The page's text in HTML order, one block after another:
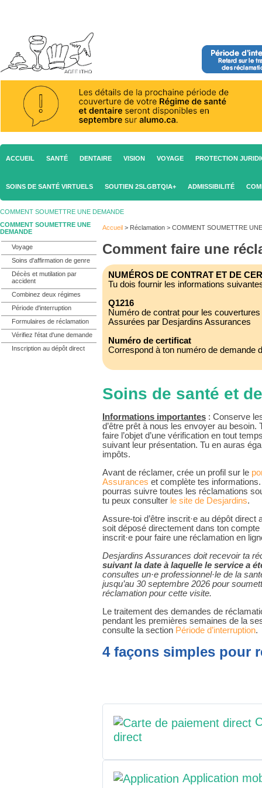
ACCUEIL SANTÉ DENTAIRE VISION VOYAGE PROTECTION
SOINS DE SANTÉ VIRTUELS SOUTIEN 2SLGBTQIA+ ADMISSIBILITÉ
COMMENT SOUMETTRE UNE DEMANDE
COMMENT SOUMETTRE UNE
DEMANDE
Voyage
Soins d'affirmation de genre
Décès et mutilation par
accident
Combinez deux régimes
Période d'interruption
Formulaires de réclamation
Vérifiez l'état d'une demande
Inscription au dépôt direct
Accueil > Réclamation > COMMENT SOUMETTRE
Comment faire une
NUMÉROS DE CONTRAT ET DE
Tu dois fournir les informations
Q1216
Numéro de contrat pour les
Assurées par Desjardins Assurances
Numéro de certificat
Correspond à ton numéro de demande
Soins de santé et
Informations importantes : Conserve
d’être prêt à nous les envoyer au besoin.
faire l’objet d’une vérification en tout
suivant leur présentation. Tu en auras
impôts.
Avant de réclamer, crée un profil sur le
Assurances et complète tes
pourras suivre toutes les réclamations
tu peux consulter le site de Desjardins.
Assure-toi d’être inscrit·e au dépôt direct
soit déposé directement dans ton
inscrit·e pour faire une réclamation en
Desjardins Assurances doit recevoir ta
suivant la date à laquelle le service a
consultes un·e professionnel·le de la
jusqu’au 30 septembre 2026 pour
réclamation pour cette visite.
Le traitement des demandes de
pendant les premières semaines de la
consulte la section Période d’interruption.
4 façons simples pour
direct
1. Pour obtenir un remboursement
paiement direct à ta pharmacie, ta
Application